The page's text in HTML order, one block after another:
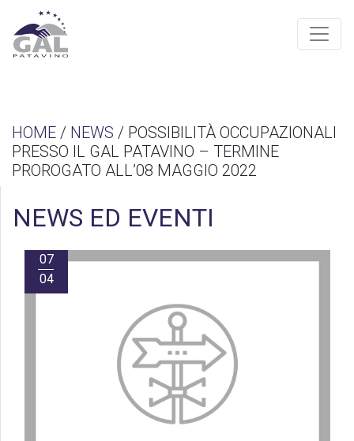
HOME / NEWS / POSSIBILITÀ OCCUPAZIONALI
PRESSO IL GAL PATAVINO – TERMINE
PROROGATO ALL’08 MAGGIO 2022
NEWS ED EVENTI
07
04